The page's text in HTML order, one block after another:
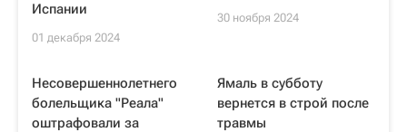
Испании
01 декабря 2024
30 ноября 2024
Несовершеннолетнего
болельщика "Реала"
оштрафовали за
Ямаль в субботу
вернется в строй после
травмы